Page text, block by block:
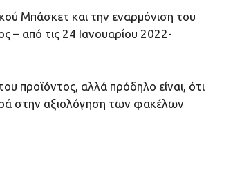
Μπάσκετ και την εναρμόνιση του
– από τις 24 Ιανουαρίου 2022-
αλλά πρόδηλο είναι, ότι
στην αξιολόγηση των φακέλων